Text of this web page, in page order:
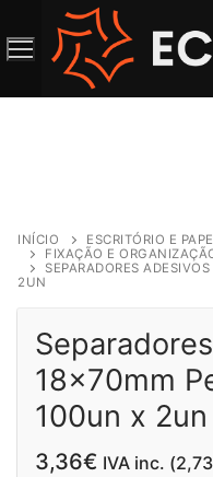
para
o
conteúdo
INÍCIO ESCRITÓRIO E
FIXAÇÃO E
SEPARADORES
2UN
18x70mm
100un x 2un
3,36€ IVA inc. (2,73